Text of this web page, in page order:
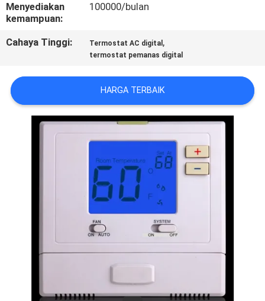
PERMINTAAN
PENAWARAN
SITEMAP
PRIVACY
Menyediakan
kemampuan:
100000/bulan
Cahaya Tinggi: Termostat AC digital ,
termostat pemanas digital
HARGA TERBAIK